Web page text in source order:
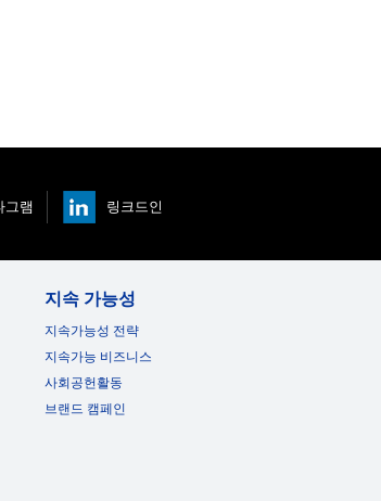
그램 링크드인
지속 가능성
지속가능성 전략
지속가능 비즈니스
사회공헌활동
브랜드 캠페인